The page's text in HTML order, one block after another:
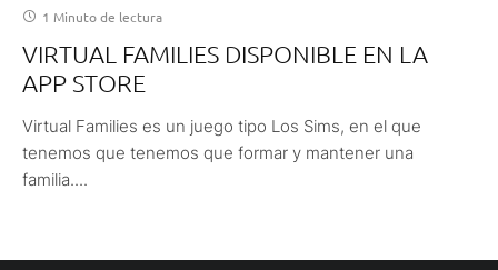
1 Minuto de lectura
VIRTUAL FAMILIES DISPONIBLE EN LA
APP STORE
Virtual Families es un juego tipo Los Sims, en el que
tenemos que tenemos que formar y mantener una
familia....